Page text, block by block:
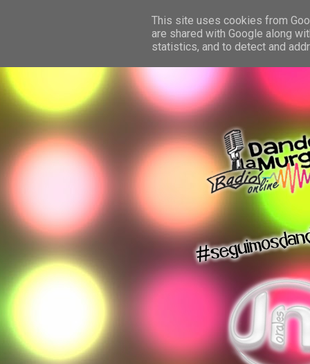
This site uses cookies from
are shared with Google along
statistics, and to detect and